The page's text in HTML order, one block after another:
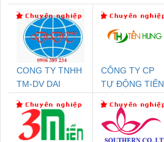
CONG TY TNHH
TM-DV DAI
CÔNG TY CP
TỰ ĐỘNG TIẾN